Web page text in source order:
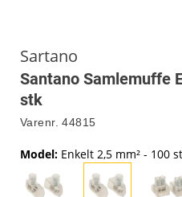
Sartano
Santano Samlemuffe
stk
Varenr. 44815
Model: Enkelt 2,5 mm² - 100